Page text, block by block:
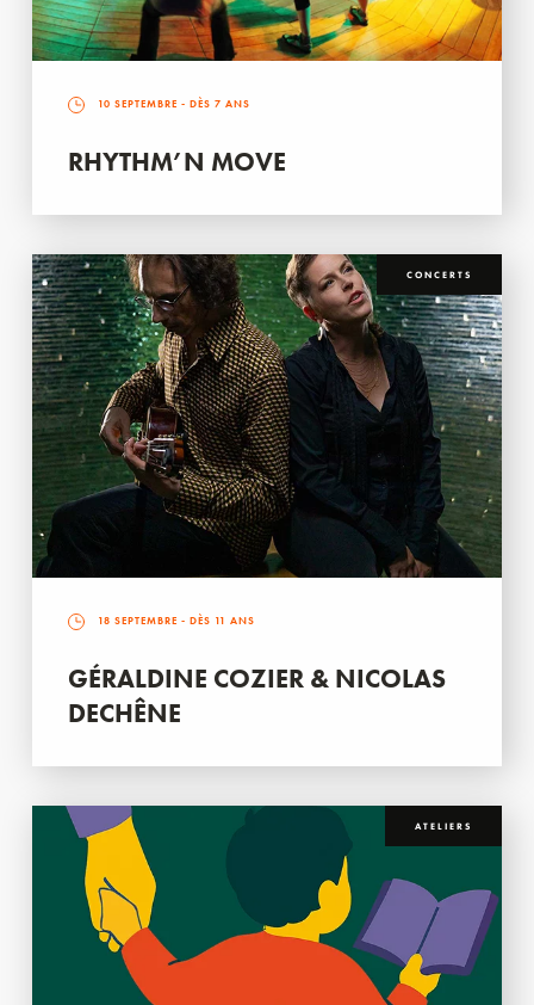
10 SEPTEMBRE - DÈS 7 ANS
RHYTHM’N MOVE
CONCERTS
18 SEPTEMBRE - DÈS 11 ANS
GÉRALDINE COZIER & NICOLAS
DECHÊNE
ATELIERS